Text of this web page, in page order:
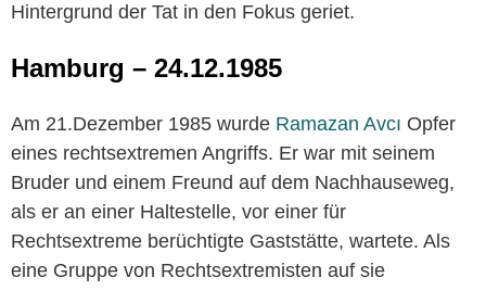
Hintergrund der Tat in den Fokus geriet.
Hamburg – 24.12.1985
Am 21.Dezember 1985 wurde Ramazan Avcı Opfer
eines rechtsextremen Angriffs. Er war mit seinem
Bruder und einem Freund auf dem Nachhauseweg,
als er an einer Haltestelle, vor einer für
Rechtsextreme berüchtigte Gaststätte, wartete. Als
eine Gruppe von Rechtsextremisten auf sie